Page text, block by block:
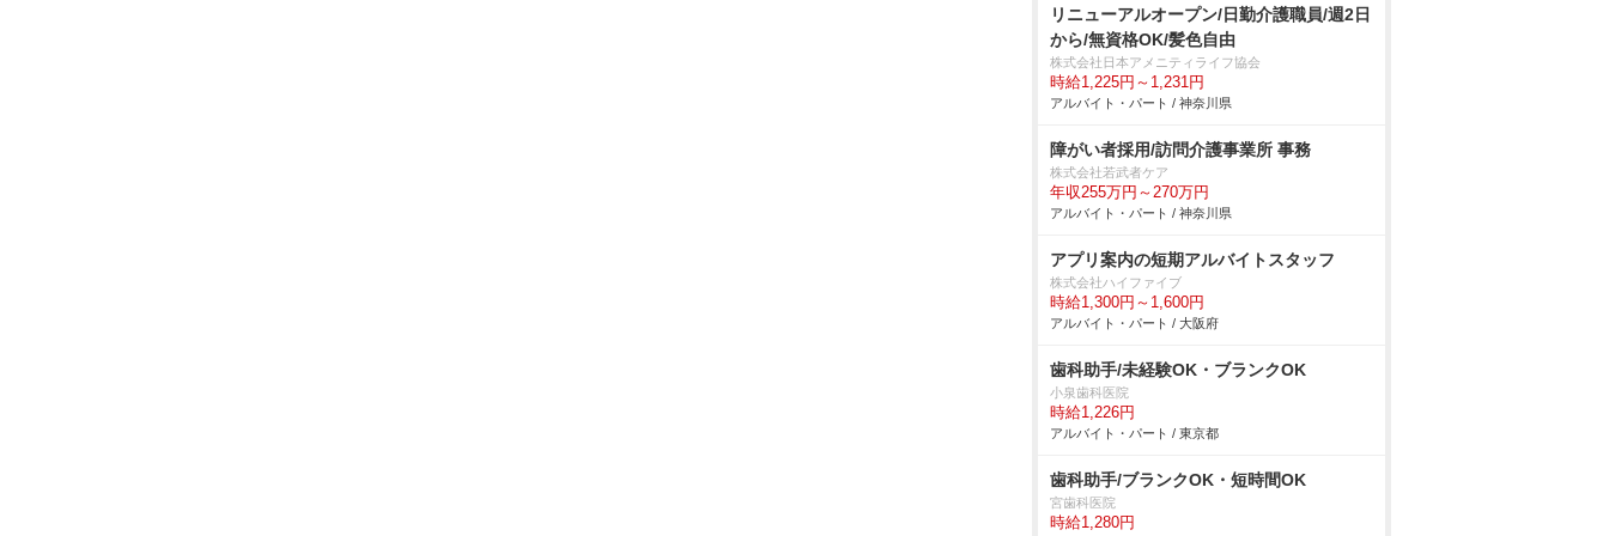
リニューアルオープン/日勤介護職員/週2日
から/無資格OK/髪色自由
株式会社日本アメニティライフ協会
時給1,225円～1,231円
アルバイト・パート / 神奈川県
障がい者採用/訪問介護事業所 事務
株式会社若武者ケア
年収255万円～270万円
アルバイト・パート / 神奈川県
アプリ案内の短期アルバイトスタッフ
株式会社ハイファイブ
時給1,300円～1,600円
アルバイト・パート / 大阪府
歯科助手/未経験OK・ブランクOK
小泉歯科医院
時給1,226円
アルバイト・パート / 東京都
歯科助手/ブランクOK・短時間OK
宮歯科医院
時給1,280円